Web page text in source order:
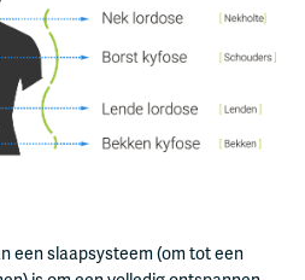
een slaapsysteem (om tot een